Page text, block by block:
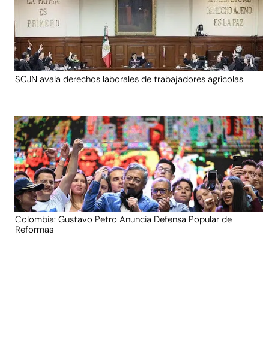
SCJN avala derechos laborales de trabajadores agrícolas
Colombia: Gustavo Petro Anuncia Defensa Popular de
Reformas